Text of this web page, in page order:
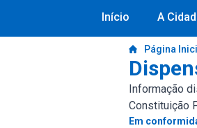
Início A
Conteúdo da Prefeitura de Boa Vista do
Página
Informação
Constituição
Em